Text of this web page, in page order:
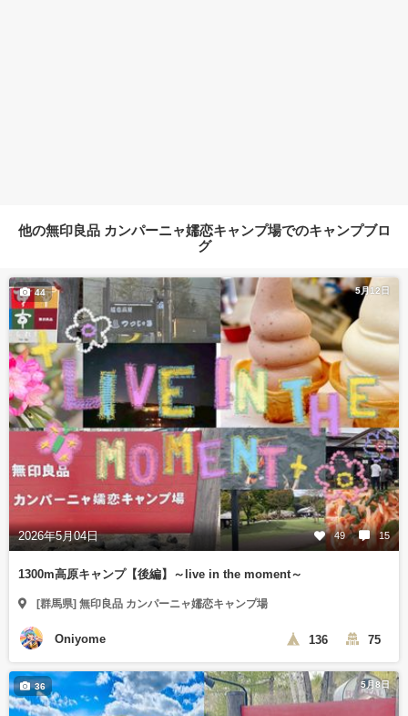
他の無印良品 カンパーニャ嬬恋キャンプ場でのキャンプブロ
グ
5月12日
2026年5月04日 49 15
44
1300m高原キャンプ【後編】～live in the moment～
[群馬県] 無印良品 カンパーニャ嬬恋キャンプ場
Oniyome 136 75
5月8日
36